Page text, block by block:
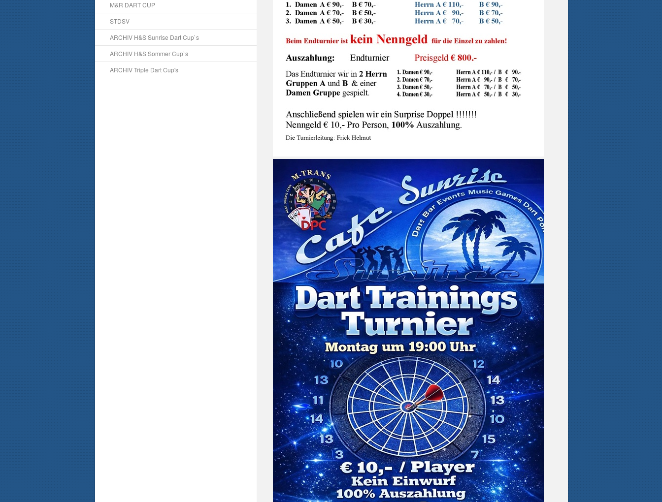
M&R DART CUP
STDSV
ARCHIV H&S Sunrise Dart Cup`s
ARCHIV H&S Sommer Cup`s
ARCHIV Triple Dart Cup's